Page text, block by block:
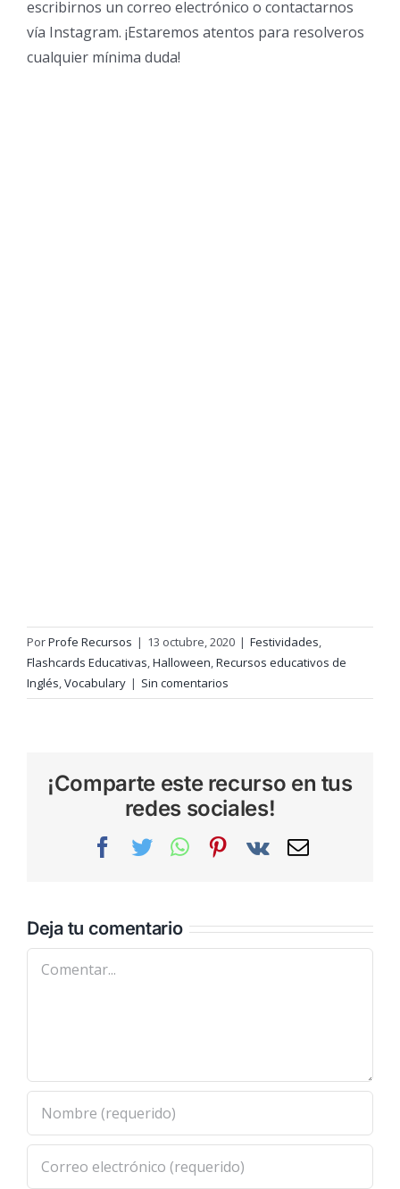
escribirnos un correo electrónico o contactarnos
vía Instagram. ¡Estaremos atentos para resolveros
cualquier mínima duda!
PorProfe Recursos | 13 octubre, 2020 | Festividades,
Flashcards Educativas,Halloween,Recursos educativos de
Inglés,Vocabulary | Sin comentarios
¡Comparte este recurso en tus
redes sociales!
Facebook
TwitterWhatsAppPinterest
Vk
Correo
Deja tu comentario
Comentar